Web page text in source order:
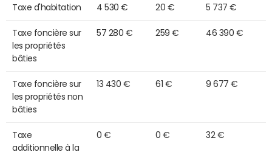
Taxe d'habitation 4 530 € 20 € 5 737 €
Taxe foncière sur
les propriétés
bâties
57 280 € 259 € 46 390 €
Taxe foncière sur
les propriétés non
bâties
13 430 € 61 € 9 677 €
Taxe
additionnelle à la
0 € 0 € 32 €